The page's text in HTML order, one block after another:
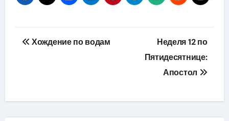
Навігація
Хождение по водам
Неделя 12 по
Пятидесятнице:
Апостол